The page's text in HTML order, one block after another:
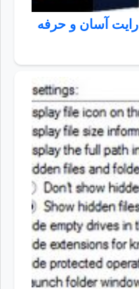
نرم افزار BurnAware Free رایت آسان و حرفه